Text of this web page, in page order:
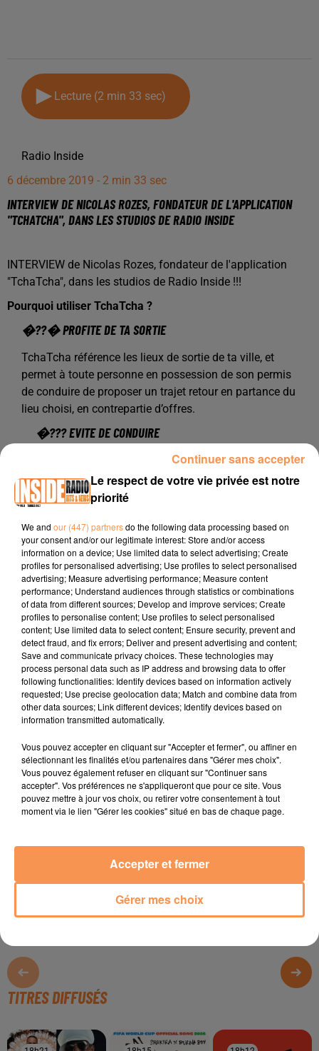
Lecture (2 min 33 sec)
Radio Inside
6 décembre 2019 - 2 min 33 sec
INTERVIEW DE NICOLAS ROZES, FONDATEUR DE L'APPLICATION
"TCHATCHA", DANS LES STUDIOS DE RADIO INSIDE
INTERVIEW de Nicolas Rozes, fondateur de l'application
"TchaTcha", dans les studios de Radio Inside !!!
Pourquoi utiliser TchaTcha ?
�??� PROFITE DE TA SORTIE
TchaTcha référence les lieux de sortie de ta ville, et
permet à toute personne en possession de son permis
de conduire de proposer un trajet retour en partance du
lieu choisi, en contrepartie d’offres.
�??? EVITE DE CONDUIRE
Tu es de sortie et tu as consommé de l’alcool ?
Ne prends aucun risque ! Trouve sur TchaTcha
une personne à proximité de ton lieu de sortie
pour te ramener chez toi gratuitement en toute
sécurité.
�?�? COMMUNAUTÉ FIABLE
Un système de notation des utilisateurs est
mis en place pour garantir un service
optimal à tous les membres de la
communauté : la sécurité et la fiabilité sont
au cœur de cette application.
�??? SERVICE GRATUIT
Grâce à tes propositions de trajet retour, tu
permets aux membres de la communauté
toute sécurité.
Téléchargement sur ANDROID :
https://play.google.com/store/apps/details?
id=com.appolo.tchatcha
https://apps.apple.com/fr/app/tchatcha/id1473783823
TITRES DIFFUSÉS
Le respect de votre vie privée est notre
priorité
We and our (447) partnersdo the following data processing based on
your consent and/or our legitimate interest: Store and/or access
information on a device; Use limited data to select advertising; Create
profiles for personalised advertising; Use profiles to select personalised
advertising; Measure advertising performance; Measure content
performance; Understand audiences through statistics or combinations
of data from different sources; Develop and improve services; Create
profiles to personalise content; Use profiles to select personalised
content; Use limited data to select content; Ensure security, prevent and
detect fraud, and fix errors; Deliver and present advertising and content;
Save and communicate privacy choices. These technologies may
process personal data such as IP address and browsing data to offer
following functionalities: Identify devices based on information actively
requested; Use precise geolocation data; Match and combine data from
other data sources; Link different devices; Identify devices based on
information transmitted automatically.
Vous pouvez accepter en cliquant sur "Accepter et fermer", ou affiner en
sélectionnant les finalités et/ou partenaires dans "Gérer mes choix".
Vous pouvez également refuser en cliquant sur "Continuer sans
accepter". Vos préférences ne s'appliqueront que pour ce site. Vous
pouvez mettre à jour vos choix, ou retirer votre consentement à tout
moment via le lien "Gérer les cookies" situé en bas de chaque page.
Gérer mes choix
Accepter et fermer
Continuer sans accepter